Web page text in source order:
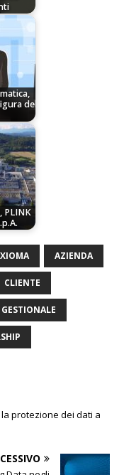
del
PLINK
AZIENDA
CLIENTE
GESTIONALE
protezione dei dati a